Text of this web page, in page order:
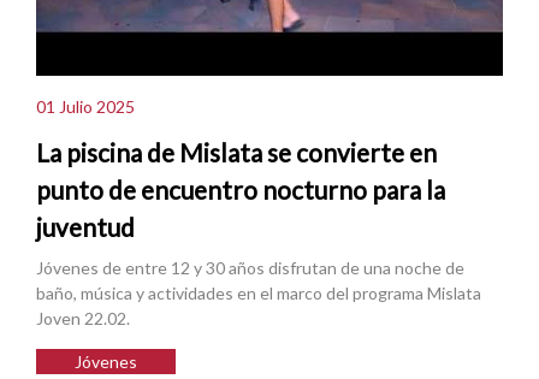
01 Julio 2025
La piscina de Mislata se convierte en
punto de encuentro nocturno para la
juventud
Jóvenes de entre 12 y 30 años disfrutan de una noche de
baño, música y actividades en el marco del programa Mislata
Joven 22.02.
Jóvenes